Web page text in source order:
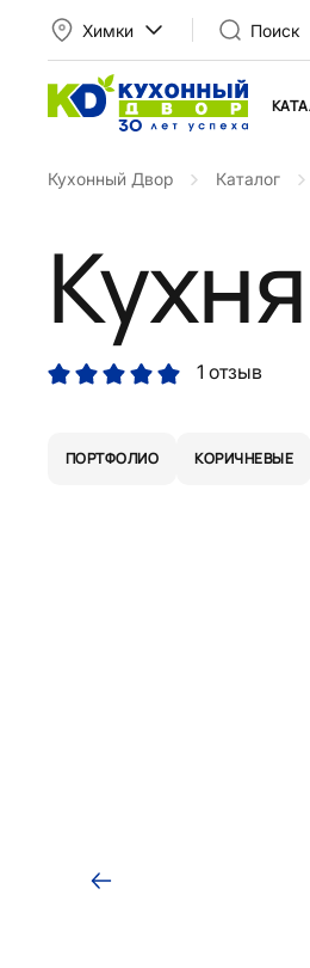
Химки Поиск
Кухонный Двор Каталог
1 отзыв
ПОРТФОЛИО КОРИЧНЕВЫЕ